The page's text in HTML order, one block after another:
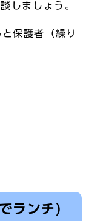
しましょう。
保護者（繰り
ランチ)